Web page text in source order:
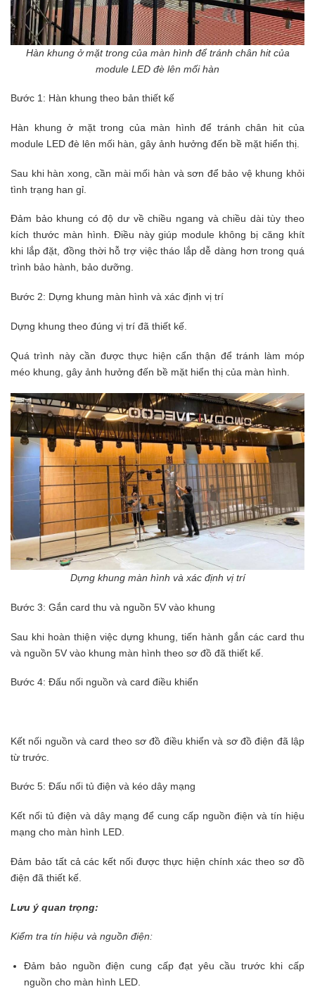
Hàn khung ở mặt trong của màn hình để tránh chân hit của
module LED đè lên mối hàn
Bước 1: Hàn khung theo bản thiết kế
Hàn khung ở mặt trong của màn hình để tránh chân hit của
module LED đè lên mối hàn, gây ảnh hưởng đến bề mặt hiển thị.
Sau khi hàn xong, cần mài mối hàn và sơn để bảo vệ khung khỏi
tình trạng han gỉ.
Đảm bảo khung có độ dư về chiều ngang và chiều dài tùy theo
kích thước màn hình. Điều này giúp module không bị căng khít
khi lắp đặt, đồng thời hỗ trợ việc tháo lắp dễ dàng hơn trong quá
trình bảo hành, bảo dưỡng.
Bước 2: Dựng khung màn hình và xác định vị trí
Dựng khung theo đúng vị trí đã thiết kế.
Quá trình này cần được thực hiện cẩn thận để tránh làm móp
méo khung, gây ảnh hưởng đến bề mặt hiển thị của màn hình.
Dựng khung màn hình và xác định vị trí
Bước 3: Gắn card thu và nguồn 5V vào khung
Sau khi hoàn thiện việc dựng khung, tiến hành gắn các card thu
và nguồn 5V vào khung màn hình theo sơ đồ đã thiết kế.
Bước 4: Đấu nối nguồn và card điều khiển
Kết nối nguồn và card theo sơ đồ điều khiển và sơ đồ điện đã lập
từ trước.
Bước 5: Đấu nối tủ điện và kéo dây mạng
Kết nối tủ điện và dây mạng để cung cấp nguồn điện và tín hiệu
mạng cho màn hình LED.
Đảm bảo tất cả các kết nối được thực hiện chính xác theo sơ đồ
điện đã thiết kế.
Lưu ý quan trọng:
Kiểm tra tín hiệu và nguồn điện:
Đảm bảo nguồn điện cung cấp đạt yêu cầu trước khi cấp
nguồn cho màn hình LED.